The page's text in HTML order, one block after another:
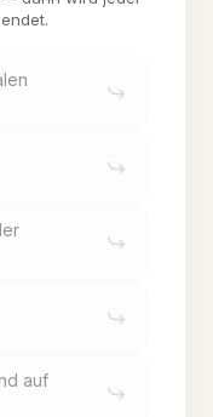
auf